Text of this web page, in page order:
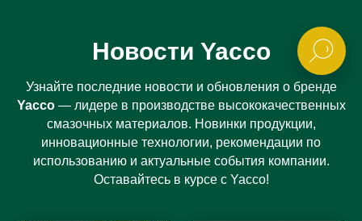
Новости Yacco
Узнайте последние новости и обновления о бренде
Yacco— лидере в производстве высококачественных
смазочных материалов. Новинки продукции,
инновационные технологии, рекомендации по
использованию и актуальные события компании.
Оставайтесь в курсе с Yacco!